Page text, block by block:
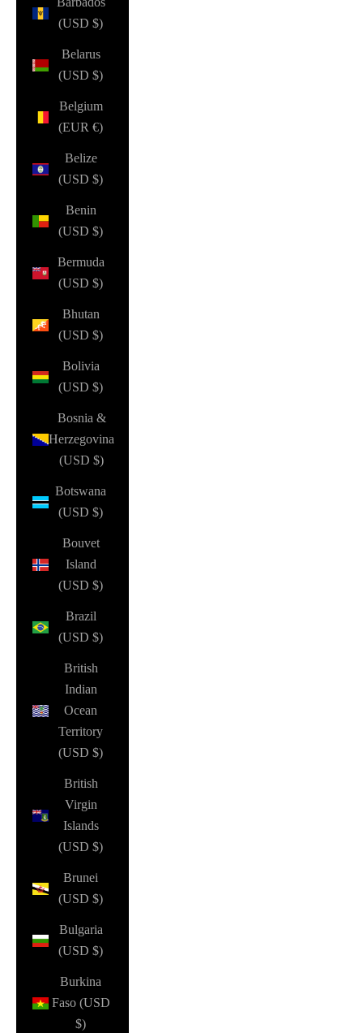
(USD $)
Belarus
(USD $)
Belgium
(EUR €)
Belize
(USD $)
Benin
(USD $)
Bermuda
(USD $)
Bhutan
(USD $)
Bolivia
(USD $)
Bosnia &
Herzegovina
(USD $)
Botswana
(USD $)
Bouvet
Island
(USD $)
Brazil
(USD $)
British
Indian
Ocean
Territory
(USD $)
British
Virgin
Islands
(USD $)
Brunei
(USD $)
Bulgaria
(USD $)
Burkina
Faso (USD
$)